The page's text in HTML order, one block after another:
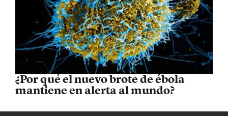
¿Por qué el nuevo brote de ébola
mantiene en alerta al mundo?